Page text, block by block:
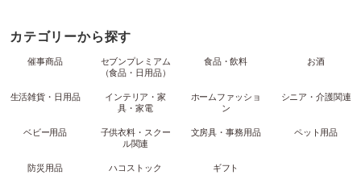
カテゴリーから探す
催事商品
セブンプレミアム
（食品・日用品）
食品・飲料 お酒
生活雑貨・日用品
インテリア・家
具・家電
ホームファッショ
ン
シニア・介護関連
ベビー用品
子供衣料・スクー
ル関連
文房具・事務用品 ペット用品
防災用品 ハコストック ギフト